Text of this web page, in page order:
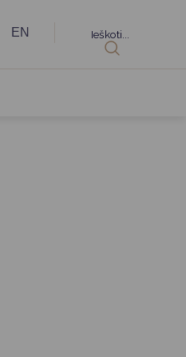
EN